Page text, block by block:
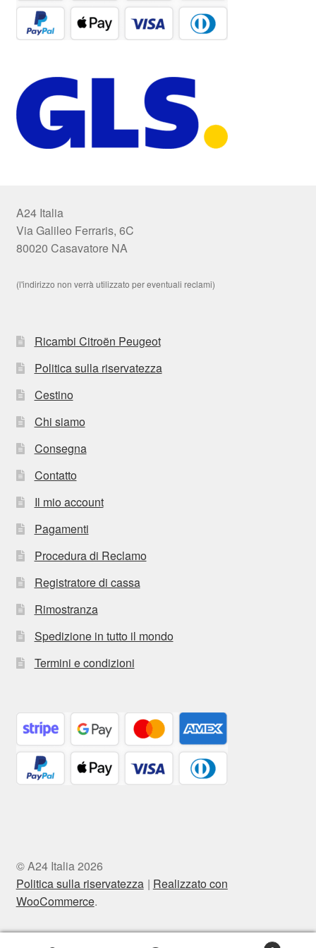
A24 Italia
Via Galileo Ferraris, 6C
80020 Casavatore NA
(l'indirizzo non verrà utilizzato per eventuali reclami)
Ricambi Citroën Peugeot
Politica sulla riservatezza
Cestino
Chi siamo
Consegna
Contatto
Il mio account
Pagamenti
Procedura di Reclamo
Registratore di cassa
Rimostranza
Spedizione in tutto il mondo
Termini e condizioni
© A24 Italia 2026
Politica sulla riservatezza
Realizzato con
WooCommerce.